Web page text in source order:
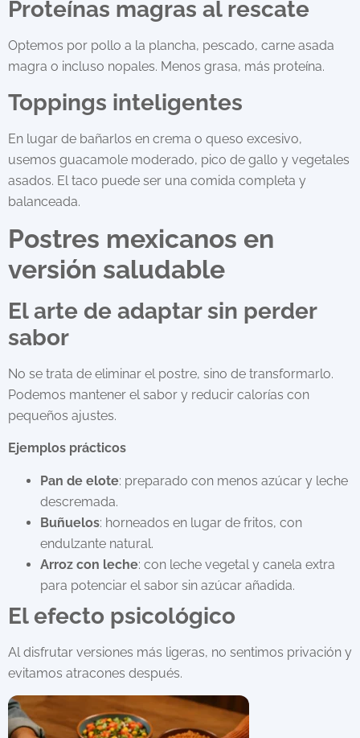
Proteínas magras al rescate
Optemos por pollo a la plancha, pescado, carne asada
magra o incluso nopales. Menos grasa, más proteína.
Toppings inteligentes
En lugar de bañarlos en crema o queso excesivo,
usemos guacamole moderado, pico de gallo y vegetales
asados. El taco puede ser una comida completa y
balanceada.
Postres mexicanos en
versión saludable
El arte de adaptar sin perder
sabor
No se trata de eliminar el postre, sino de transformarlo.
Podemos mantener el sabor y reducir calorías con
pequeños ajustes.
Ejemplos prácticos
Pan de elote: preparado con menos azúcar y leche
descremada.
Buñuelos: horneados en lugar de fritos, con
endulzante natural.
Arroz con leche: con leche vegetal y canela extra
para potenciar el sabor sin azúcar añadida.
El efecto psicológico
Al disfrutar versiones más ligeras, no sentimos privación y
evitamos atracones después.